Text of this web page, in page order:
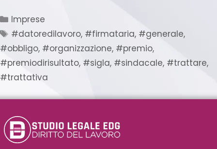
Imprese
#datoredilavoro, #firmataria, #generale,
#obbligo, #organizzazione, #premio,
#premiodirisultato, #sigla, #sindacale, #trattare,
#trattativa